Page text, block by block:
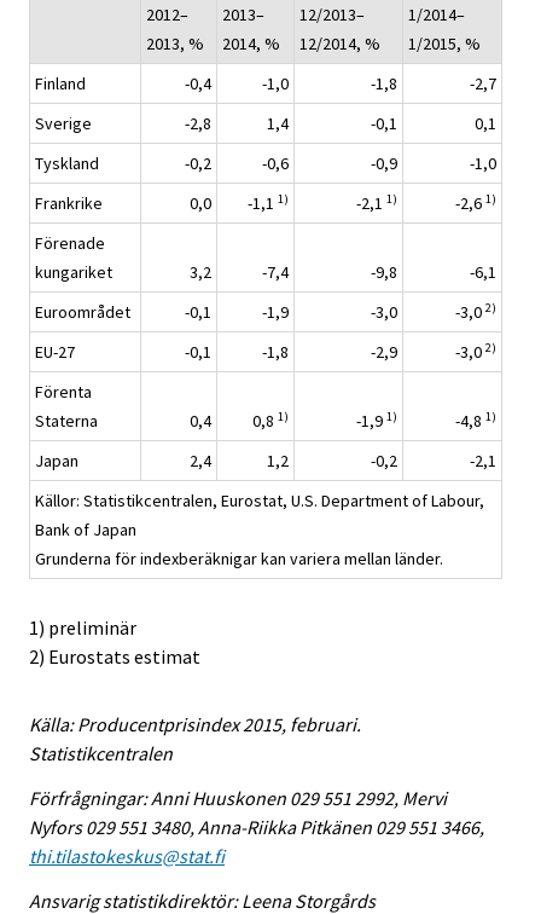
2012–
2013, %
2013–
2014, %
12/2013–
12/2014, %
1/2014–
1/2015, %
Finland
-0,4 -1,0 -1,8
-2,7
Sverige
-2,8 1,4 -0,1
0,1
Tyskland
-0,2 -0,6 -0,9
-1,0
Frankrike
0,0 -1,1 1) -2,1 1) -2,6 1)
Förenade
kungariket
3,2 -7,4 -9,8
-6,1
Euroområdet
-0,1 -1,9 -3,0 -3,0 2)
EU-27 -0,1 -1,8 -2,9 -3,0 2)
Förenta
Staterna
0,4 0,8 1) -1,9 1) -4,8 1)
Japan 2,4 1,2 -0,2
-2,1
Källor: Statistikcentralen, Eurostat, U.S. Department of Labour,
Bank of Japan
Grunderna för indexberäknigar kan variera mellan länder.
1) preliminär
2) Eurostats estimat
Källa: Producentprisindex 2015, februari.
Statistikcentralen
Förfrågningar: Anni Huuskonen 029 551 2992, Mervi
Nyfors 029 551 3480, Anna-Riikka Pitkänen 029 551 3466,
thi.tilastokeskus@stat.fi
Ansvarig statistikdirektör: Leena Storgårds